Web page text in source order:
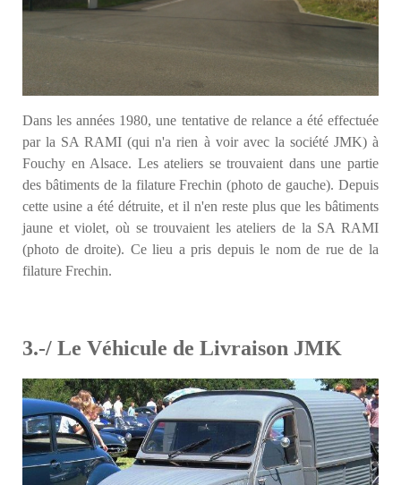
Dans les années 1980, une tentative de relance a été effectuée
par la SA RAMI (qui n'a rien à voir avec la société JMK) à
Fouchy en Alsace. Les ateliers se trouvaient dans une partie
des bâtiments de la filature Frechin (photo de gauche). Depuis
cette usine a été détruite, et il n'en reste plus que les bâtiments
jaune et violet, où se trouvaient les ateliers de la SA RAMI
(photo de droite). Ce lieu a pris depuis le nom de rue de la
filature Frechin.
3.-/ Le Véhicule de Livraison JMK